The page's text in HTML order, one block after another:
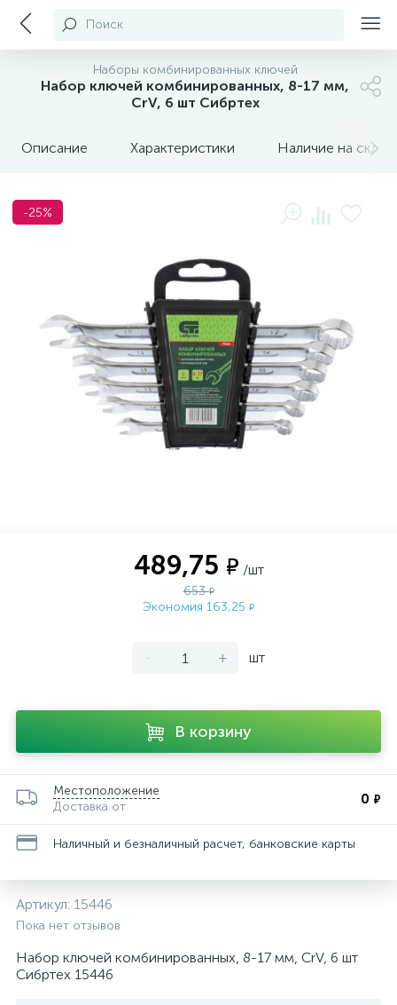
Поиск
Наборы комбинированных ключей
Набор ключей комбинированных, 8-17 мм,
CrV, 6 шт Сибртех
Описание Характеристики Наличие на
-25%
489,75 ₽ /шт
653₽
Экономия 163,25 ₽
- + шт
В корзину
Местоположение
Доставка от
0 ₽
Наличный и безналичный расчет, банковские карты
Артикул: 15446
Пока нет отзывов
Набор ключей комбинированных, 8-17 мм, CrV, 6 шт
Сибртех 15446